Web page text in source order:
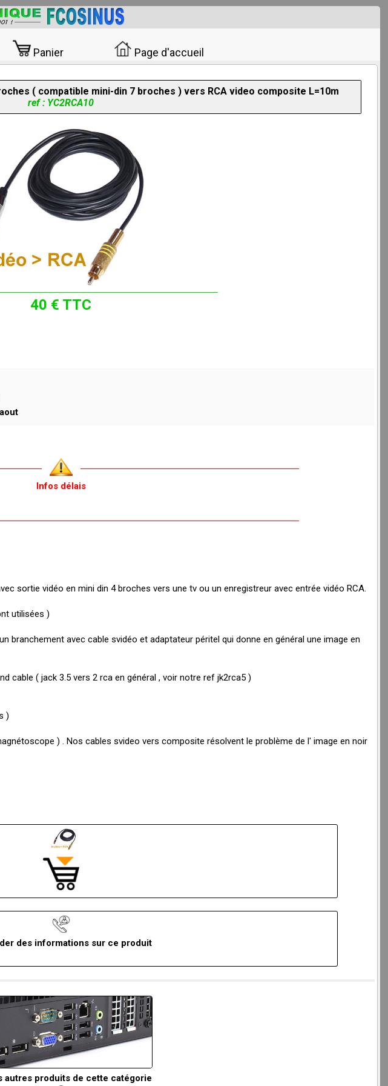
Panier Page d'accueil
( compatible mini-din 7 broches ) vers RCA video composite L=10m
ref : YC2RCA10
40 € TTC
Infos délais
sortie vidéo en mini din 4 broches vers une tv ou un enregistreur avec entrée vidéo RCA.
utilisées )
branchement avec cable svidéo et adaptateur péritel qui donne en général une image en
cable ( jack 3.5 vers 2 rca en général , voir notre ref jk2rca5 )
)
) . Nos cables svideo vers composite résolvent le problème de l' image en noir
des informations sur ce produit
autres produits de cette catégorie